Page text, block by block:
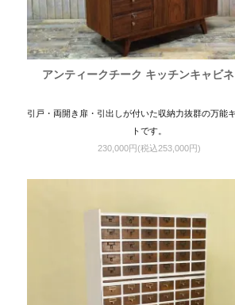
アンティークチーク キッチンキャビネ
引戸・両開き扉・引出しが付いた収納力抜群の万能
トです。
230,000円(税込253,000円)